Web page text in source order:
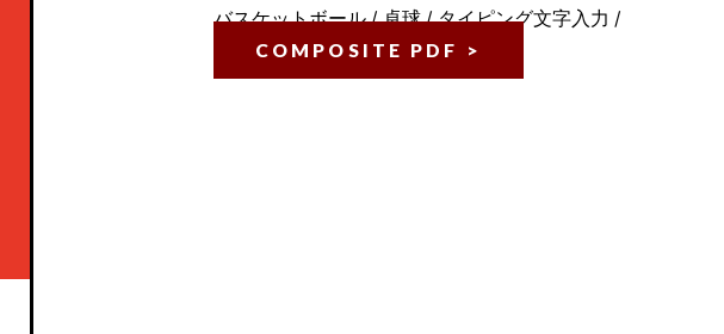
バスケットボール / 卓球 / タイピング文字入力 /
COMPOSITE PDF